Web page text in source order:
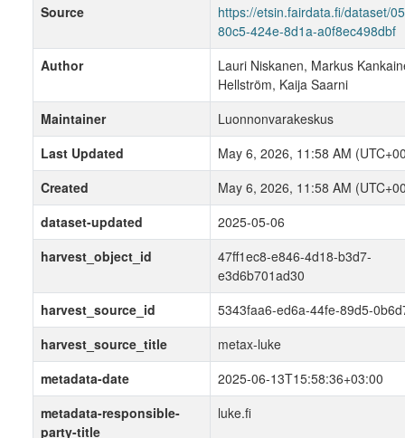
Source
https://etsin.fairdata.fi/dataset/
80c5-424e-8d1a-a0f8ec498dbf
Author
Lauri Niskanen, Markus
Hellström, Kaija Saarni
Maintainer
Luonnonvarakeskus
Last Updated
May 6, 2026, 11:58 AM
Created
May 6, 2026, 11:58 AM
dataset-updated
2025-05-06
harvest_object_id
47ff1ec8-e846-4d18-b3d7-
e3d6b701ad30
harvest_source_id
5343faa6-ed6a-44fe-89d5-
harvest_source_title
metax-luke
metadata-date
2025-06-13T15:58:36+03:00
metadata-responsible-
party-title
luke.fi